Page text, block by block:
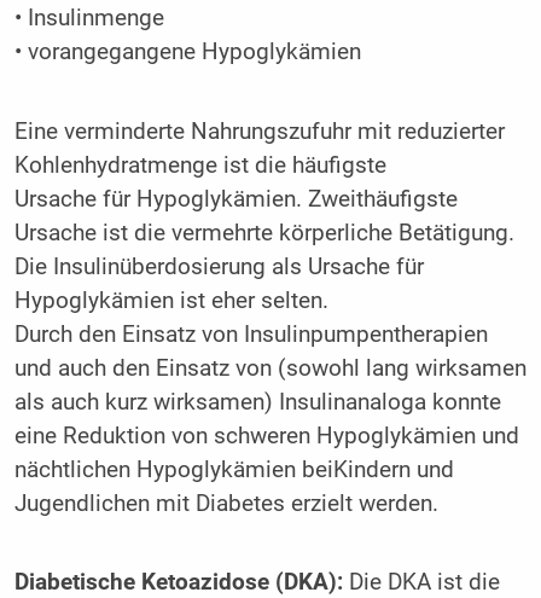
• Insulinmenge
• vorangegangene Hypoglykämien
Eine verminderte Nahrungszufuhr mit reduzierter
Kohlenhydratmenge ist die häufigste
Ursache für Hypoglykämien. Zweithäufigste
Ursache ist die vermehrte körperliche Betätigung.
Die Insulinüberdosierung als Ursache für
Hypoglykämien ist eher selten.
Durch den Einsatz von Insulinpumpentherapien
und auch den Einsatz von (sowohl lang wirksamen
als auch kurz wirksamen) Insulinanaloga konnte
eine Reduktion von schweren Hypoglykämien und
nächtlichen Hypoglykämien beiKindern und
Jugendlichen mit Diabetes erzielt werden.
Diabetische Ketoazidose (DKA):Die DKA ist die